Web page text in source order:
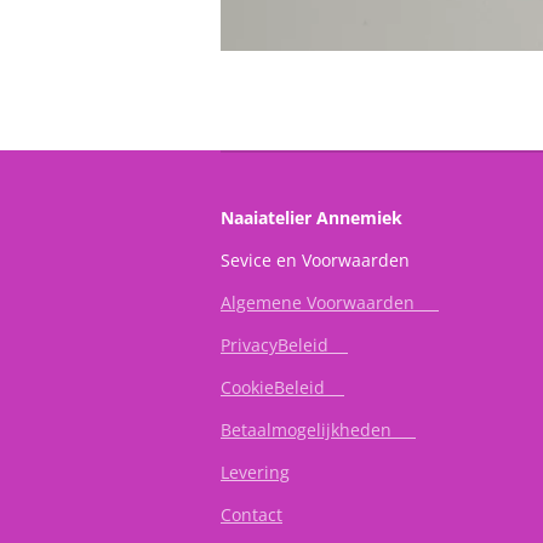
Naaiatelier Annemiek
Sevice en
Algemene Voorwaarden
PrivacyBeleid
CookieBeleid
Betaalmogelijkheden
Levering
Contact